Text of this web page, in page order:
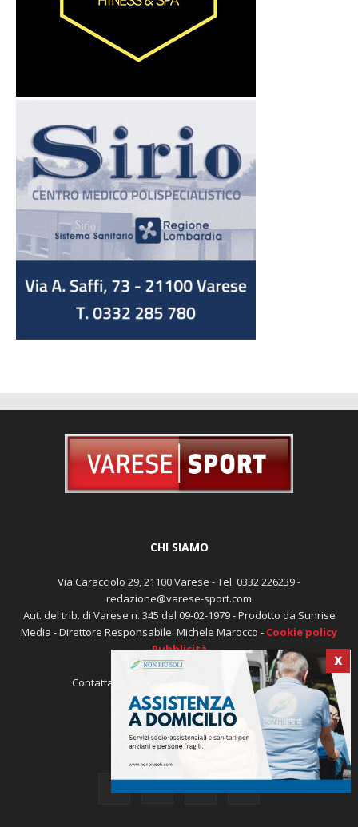
X
CHI SIAMO
Via Caracciolo 29, 21100 Varese - Tel. 0332 226239 -
redazione@varese-sport.com
Aut. del trib. di Varese n. 345 del 09-02-1979 - Prodotto da Sunrise
Media - Direttore Responsabile: Michele Marocco - Cookie policy
Pubblicità
Contattaci: redazione@varese-sport.com
SEGUICI